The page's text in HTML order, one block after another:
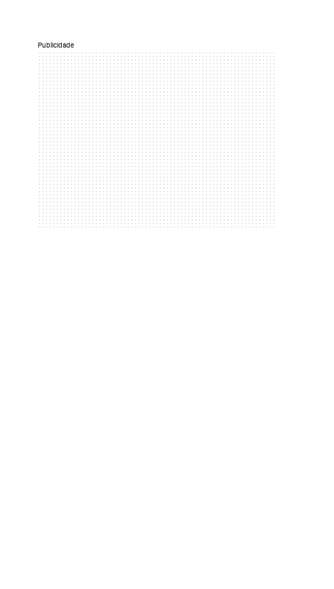
Publicidade